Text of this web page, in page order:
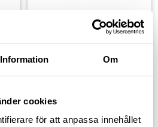
Information Om
cookies
för att anpassa innehållet
Flexikoppel Black
Design X-SMALL med
lina 3 meter - svart/blå
Maxvikt hund 8 kg
139kr